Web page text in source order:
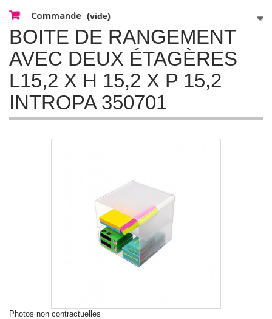
Commande (vide)
BOITE DE RANGEMENT
AVEC DEUX ÉTAGÈRES
L15,2 X H 15,2 X P 15,2
INTROPA 350701
Photos non contractuelles